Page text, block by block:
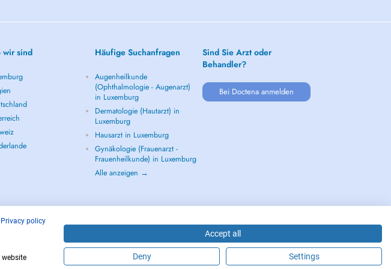
wir sind Häufige Suchanfragen
Augenheilkunde
(Ophthalmologie - Augenarzt)
in Luxemburg
Dermatologie (Hautarzt) in
Luxemburg
Hausarzt in Luxemburg
Gynäkologie (Frauenarzt -
Frauenheilkunde) in Luxemburg
Alle anzeigen →
Sind Sie Arzt oder
Behandler?
Bei Doctena anmelden
Copyright © 2026 - DOCTENA S.A. 42, Rue de la Vallée, L-2661 Luxembourg
Privacy policy
website
Accept all
Deny Settings